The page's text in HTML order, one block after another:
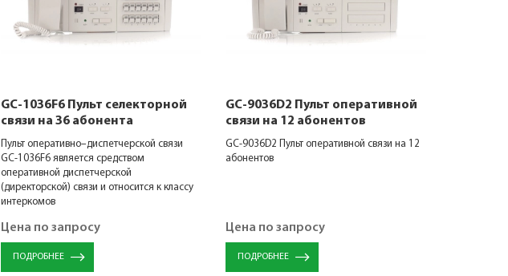
GC-1036F6 Пульт селекторной
связи на 36 абонента
Пульт оперативно–диспетчерской связи
GC-1036F6 является средством
оперативной диспетчерской
(директорской) связи и относится к классу
интеркомов
Цена по запросу
ПОДРОБНЕЕ
GC-9036D2 Пульт оперативной
связи на 12 абонентов
GC-9036D2 Пульт оперативной связи на 12
абонентов
Цена по запросу
ПОДРОБНЕЕ